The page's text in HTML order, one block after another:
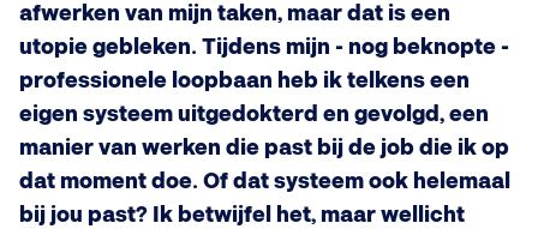
afwerken van mijn taken, maar dat is een
utopie gebleken. Tijdens mijn - nog beknopte -
professionele loopbaan heb ik telkens een
eigen systeem uitgedokterd en gevolgd, een
manier van werken die past bij de job die ik op
dat moment doe. Of dat systeem ook helemaal
bij jou past? Ik betwijfel het, maar wellicht